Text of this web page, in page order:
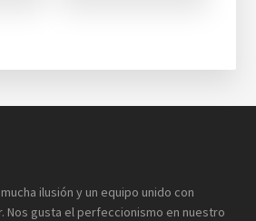
ilusión y un equipo unido con
Nos gusta el perfeccionismo en nuestro